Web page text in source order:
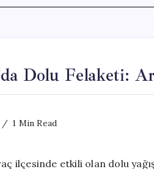
Dolu Felaketi:
1 Min Read
ilçesinde etkili olan dolu